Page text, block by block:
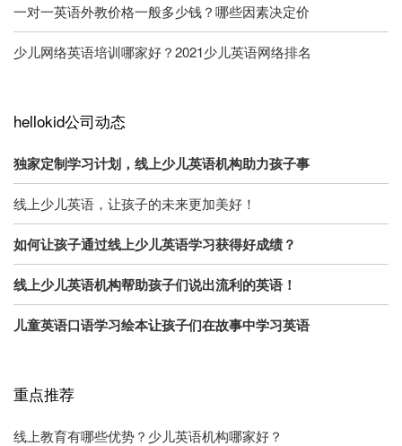
一对一英语外教价格一般多少钱？哪些因素决定价
少儿网络英语培训哪家好？2021少儿英语网络排名
hellokid公司动态
独家定制学习计划，线上少儿英语机构助力孩子事
线上少儿英语，让孩子的未来更加美好！
如何让孩子通过线上少儿英语学习获得好成绩？
线上少儿英语机构帮助孩子们说出流利的英语！
儿童英语口语学习绘本让孩子们在故事中学习英语
重点推荐
线上教育有哪些优势？少儿英语机构哪家好？